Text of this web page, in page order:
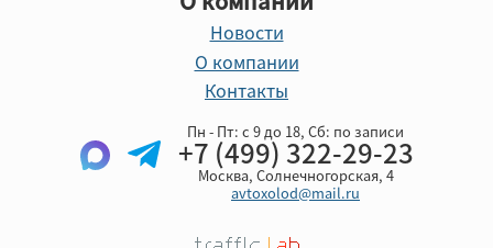
Новости
О компании
Контакты
Пн - Пт: с 9 до 18, Cб: по записи
+7 (499) 322-29-23
Москва, Солнечногорская, 4
avtoxolod@mail.ru